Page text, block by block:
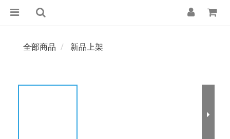
全部商品 新品上架